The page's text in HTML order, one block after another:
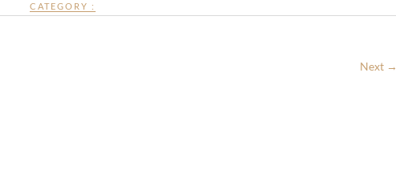
CATEGORY :
Next →